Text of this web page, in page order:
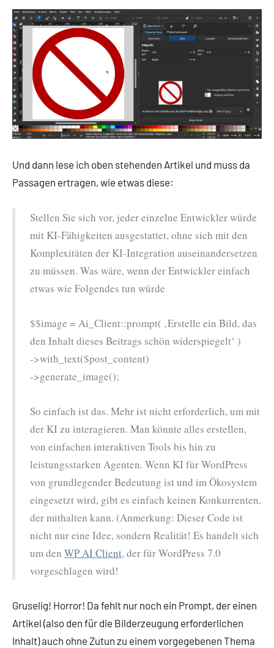
Und dann lese ich oben stehenden Artikel und muss da
Passagen ertragen, wie etwas diese:
Stellen Sie sich vor, jeder einzelne Entwickler würde
mit KI-Fähigkeiten ausgestattet, ohne sich mit den
Komplexitäten der KI-Integration auseinandersetzen
zu müssen. Was wäre, wenn der Entwickler einfach
etwas wie Folgendes tun würde
$$image = Ai_Client::prompt( ‚Erstelle ein Bild, das
den Inhalt dieses Beitrags schön widerspiegelt‘ )
->with_text($post_content)
->generate_image();
So einfach ist das. Mehr ist nicht erforderlich, um mit
der KI zu interagieren. Man könnte alles erstellen,
von einfachen interaktiven Tools bis hin zu
leistungsstarken Agenten. Wenn KI für WordPress
von grundlegender Bedeutung ist und im Ökosystem
eingesetzt wird, gibt es einfach keinen Konkurrenten,
der mithalten kann. (Anmerkung: Dieser Code ist
nicht nur eine Idee, sondern Realität! Es handelt sich
um den WP AI Client, der für WordPress 7.0
vorgeschlagen wird!
Gruselig! Horror! Da fehlt nur noch ein Prompt, der einen
Artikel (also den für die Bilderzeugung erforderlichen
Inhalt) auch ohne Zutun zu einem vorgegebenen Thema